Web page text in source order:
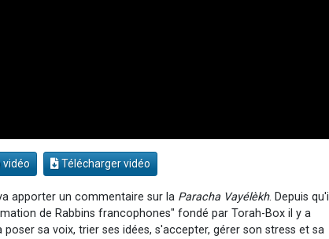
vidéo Télécharger vidéo
apporter un commentaire sur la Paracha Vayélèkh. Depuis qu'il
de Rabbins francophones" fondé par Torah-Box il y a
sa voix, trier ses idées, s'accepter, gérer son stress et sa